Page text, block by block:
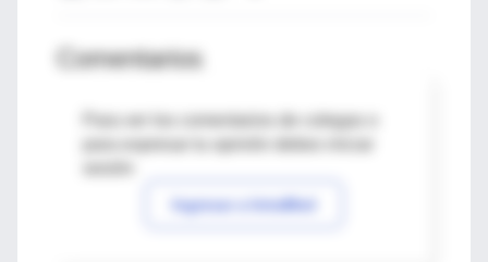
Comentarios
Para ver los comentarios de colegas o
Ingresar a IntraMed